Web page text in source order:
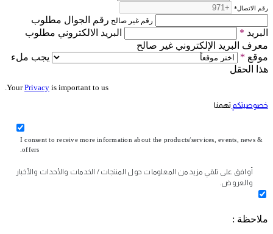
رقم الاتصال*
رقم غير صالح رقم الجوال مطلوب
البريد *
البريد الالكتروني مطلوب
معرف البريد الإلكتروني غير صالح
موقع *
يجب ملء
هذا الحقل
YourPrivacy is important to us.
خصوصيتكم تهمنا
I consent to receive more information about the products/services, events, news &
offers.
أوافق على تلقي مزيد من المعلومات حول المنتجات / الخدمات والأحداث والأخبار
والعروض.
ملاحظة :